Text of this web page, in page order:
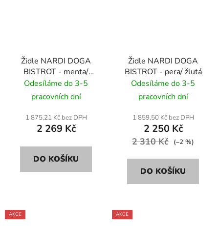
Židle NARDI DOGA
BISTROT - menta/
světle zelená
Odesíláme do 3-5
pracovních dní
1 875,21 Kč bez DPH
2 269 Kč
DO KOŠÍKU
Židle NARDI DOGA
BISTROT - pera/ žlutá
Odesíláme do 3-5
pracovních dní
1 859,50 Kč bez DPH
2 250 Kč
2 310 Kč (–2 %)
DO KOŠÍKU
AKCE AKCE